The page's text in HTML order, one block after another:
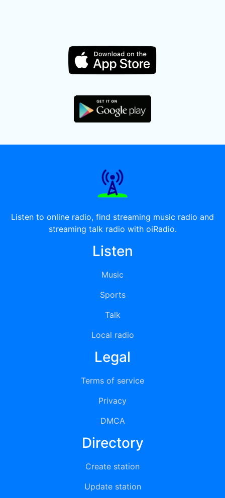
Listen to online radio, find streaming music radio and
streaming talk radio with oiRadio.
Listen
Music
Sports
Talk
Local radio
Legal
Terms of service
Privacy
DMCA
Directory
Create station
Update station